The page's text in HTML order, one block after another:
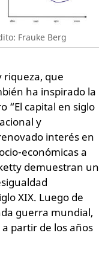
Frauke Berg
riqueza, que
ha inspirado la
“El capital en siglo
y
interés en
económicas a
demuestran un
XIX. Luego de
guerra mundial,
partir de los años